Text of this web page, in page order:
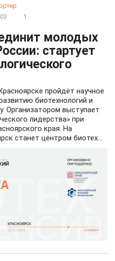
1
молодых
стартует
пройдёт научное
биотехнологий и
Организатором выступает
лидерства» при
края. На
станет центром биотех...